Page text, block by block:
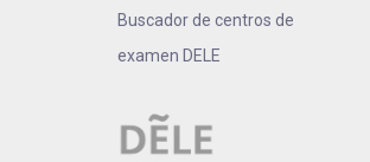
Buscador de centros de
examen DELE